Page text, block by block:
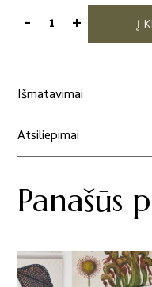
-produkto
iš
kolekcijos
+ Į
Išmatavimai
Atsiliepimai
Panašūs